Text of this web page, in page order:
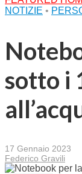
NOTIZIE •
sotto i
17 Gennaio 2023
Federico Gravili